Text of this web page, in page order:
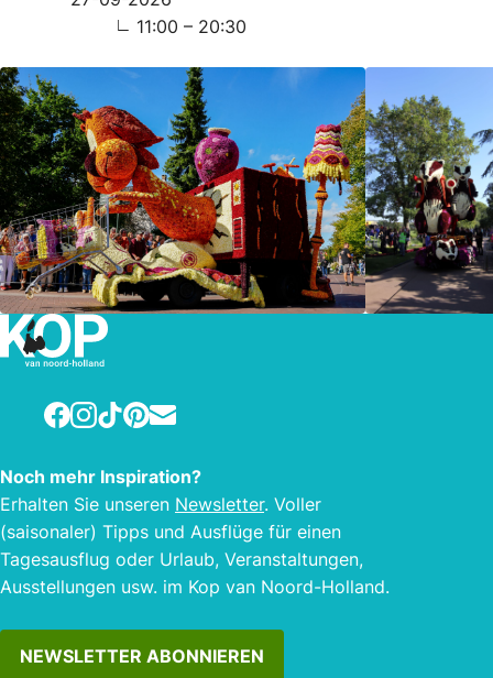
11:00 – 20:30
Facebook
Instagram
TikTokPinterest
E-mail
Noch mehr Inspiration?
Erhalten Sie unseren Newsletter. Voller
(saisonaler) Tipps und Ausflüge für einen
Tagesausflug oder Urlaub, Veranstaltungen,
Ausstellungen usw. im Kop van Noord-Holland.
NEWSLETTER ABONNIEREN